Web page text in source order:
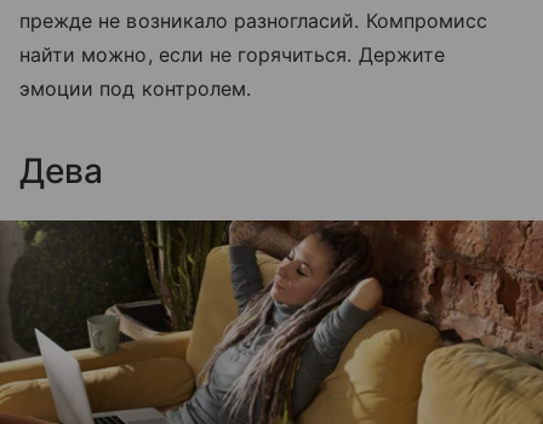
прежде не возникало разногласий. Компромисс
найти можно, если не горячиться. Держите
эмоции под контролем.
Дева